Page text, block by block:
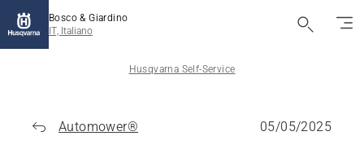
Bosco & Giardino
IT, Italiano
Husqvarna Self-Service
Automower® 05/05/2025